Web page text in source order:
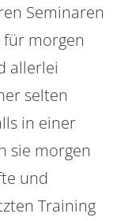
Seminaren
für morgen
allerlei
selten
in einer
sie morgen
und
Training